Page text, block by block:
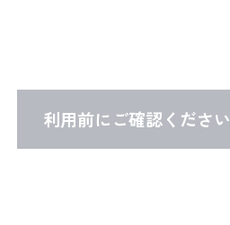
利用前にご確認ください